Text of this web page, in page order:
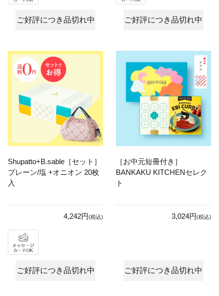
ご好評につき品切れ中 ご好評につき品切れ中
Shupatto+B.sable［セット］
プレーン/塩 +オニオン 20枚
入
4,242円(税込)
ご好評につき品切れ中
［お中元短冊付き］
BANKAKU KITCHENセレク
ト
3,024円(税込)
ご好評につき品切れ中